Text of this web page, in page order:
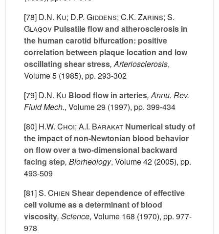
[78] D.N. Ku; D.P. Giddens; C.K. Zarins; S.
Glagov Pulsatile flow and atherosclerosis in
the human carotid bifurcation: positive
correlation between plaque location and low
oscillating shear stress, Arteriosclerosis,
Volume 5 (1985), pp. 293-302
[79] D.N. Ku Blood flow in arteries, Annu. Rev.
Fluid Mech., Volume 29 (1997), pp. 399-434
[80] H.W. Choi; A.I. Barakat Numerical study of
the impact of non-Newtonian blood behavior
on flow over a two-dimensional backward
facing step, Biorheology, Volume 42 (2005), pp.
493-509
[81]S. Chien Shear dependence of effective
cell volume as a determinant of blood
viscosity, Science, Volume 168 (1970), pp. 977-
978